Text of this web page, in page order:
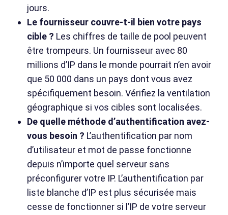
jours.
Le fournisseur couvre-t-il bien votre pays
cible ? Les chiffres de taille de pool peuvent
être trompeurs. Un fournisseur avec 80
millions d’IP dans le monde pourrait n’en avoir
que 50 000 dans un pays dont vous avez
spécifiquement besoin. Vérifiez la ventilation
géographique si vos cibles sont localisées.
De quelle méthode d’authentification avez-
vous besoin ? L’authentification par nom
d’utilisateur et mot de passe fonctionne
depuis n’importe quel serveur sans
préconfigurer votre IP. L’authentification par
liste blanche d’IP est plus sécurisée mais
cesse de fonctionner si l’IP de votre serveur